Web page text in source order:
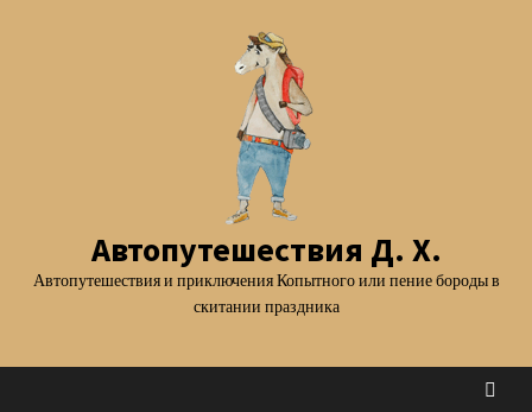
Автопутешествия Д. Х.
Автопутешествия и приключения Копытного или пение бороды в
скитании праздника